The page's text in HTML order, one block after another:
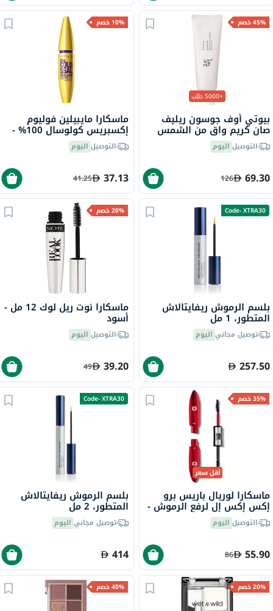
45% خصم
+5000 طلب
بيوتي أوف جوسون ريليف
صان كريم واقٍ من الشمس
عضوي بلأرز والبروبيوتيك
التوصيل اليوم
69.30
126
10% خصم
ماسكارا مايبيلين فوليوم
إكسبريس كولوسال 100% -
أسود - 10 مل
التوصيل اليوم
37.13
41.25
Code- XTRA30
بلسم الرموش ريفايتالاش
المتطور، 1 مل
توصيل مجاني اليوم
257.50
20% خصم
ماسكارا نوت ريل لوك 12 مل -
أسود
التوصيل اليوم
39.20
49
35% خصم
أقل سعر
ماسكارا لوريال باريس برو
إكس إكس إل لرفع الرموش -
أسودالتوصيل اليوم
55.90
86
Code- XTRA30
بلسم الرموش ريفايتالاش
المتطور، 2 مل
توصيل مجاني اليوم
414
20% خصم 40% خصم